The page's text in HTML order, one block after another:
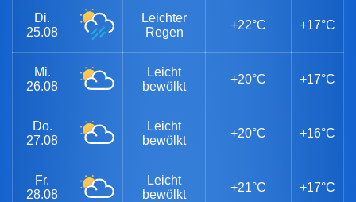
Di.
25.08
Leichter
Regen
+22°C +17°C
Mi.
26.08
Leicht
bewölkt
+20°C +17°C
Do.
27.08
Leicht
bewölkt
+20°C +16°C
Fr.
28.08
Leicht
bewölkt
+21°C +17°C